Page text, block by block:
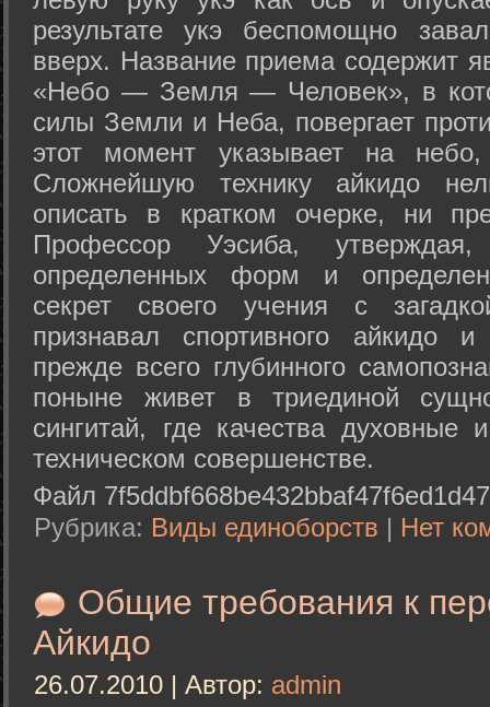
результате укэ беспомощно
вверх. Название приема содержит
«Небо — Земля — Человек», в
силы Земли и Неба, повергает
этот момент указывает на
Сложнейшую технику айкидо
описать в кратком очерке, ни
Профессор Уэсиба,
определенных форм и
секрет своего учения с
признавал спортивного айкидо
прежде всего глубинного
поныне живет в триединой
сингитай, где качества духовные
техническом совершенстве.
Файл
Рубрика: Виды единоборств | Нет
Общие требования к
Айкидо
26.07.2010 | Автор: admin